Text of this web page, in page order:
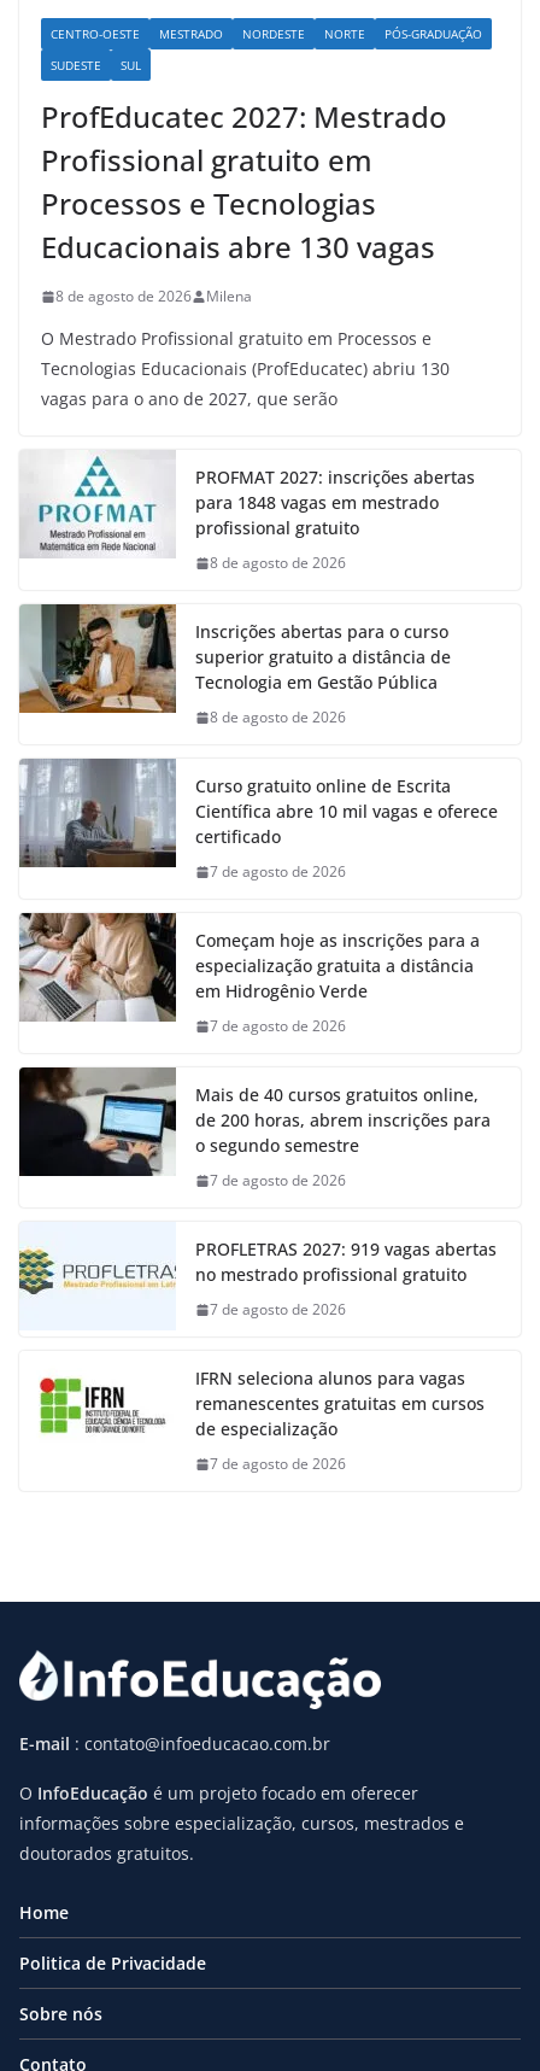
CENTRO-OESTE MESTRADO NORDESTE NORTE
PÓS-GRADUAÇÃO
SUDESTE
SUL
ProfEducatec 2027: Mestrado
Profissional gratuito em
Processos e Tecnologias
Educacionais abre 130 vagas
8 de agosto de 2026 Milena
O Mestrado Profissional gratuito em Processos e
Tecnologias Educacionais (ProfEducatec) abriu 130
vagas para o ano de 2027, que serão
PROFMAT 2027: inscrições abertas
para 1848 vagas em mestrado
profissional gratuito
8 de agosto de 2026
Inscrições abertas para o curso
superior gratuito a distância de
Tecnologia em Gestão Pública
8 de agosto de 2026
Curso gratuito online de Escrita
Científica abre 10 mil vagas e oferece
certificado
7 de agosto de 2026
Começam hoje as inscrições para a
especialização gratuita a distância
em Hidrogênio Verde
7 de agosto de 2026
Mais de 40 cursos gratuitos online,
de 200 horas, abrem inscrições para
o segundo semestre
7 de agosto de 2026
PROFLETRAS 2027: 919 vagas abertas
no mestrado profissional gratuito
7 de agosto de 2026
IFRN seleciona alunos para vagas
remanescentes gratuitas em cursos
de especialização
7 de agosto de 2026
E-mail : contato@infoeducacao.com.br
O InfoEducação é um projeto focado em oferecer
informações sobre especialização, cursos, mestrados e
doutorados gratuitos.
Home
Politica de Privacidade
Sobre nós
Contato